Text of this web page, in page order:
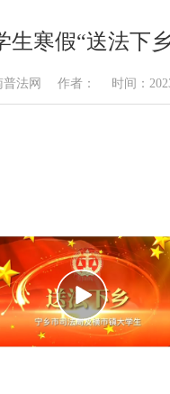
生寒假“送法下
普法网 作者： 时间：
播
放